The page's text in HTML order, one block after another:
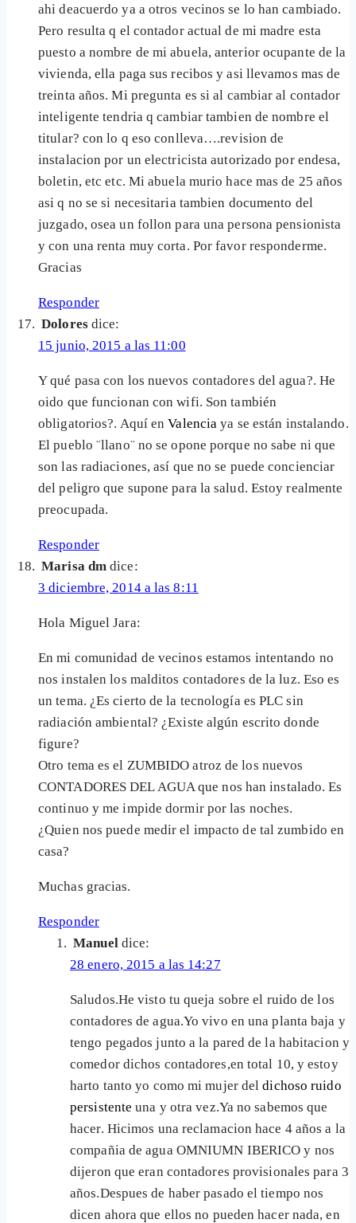
ahi deacuerdo ya a otros vecinos se lo han cambiado.
Pero resulta q el contador actual de mi madre esta
puesto a nombre de mi abuela, anterior ocupante de la
vivienda, ella paga sus recibos y asi llevamos mas de
treinta años. Mi pregunta es si al cambiar al contador
inteligente tendria q cambiar tambien de nombre el
titular? con lo q eso conlleva….revision de
instalacion por un electricista autorizado por endesa,
boletin, etc etc. Mi abuela murio hace mas de 25 años
asi q no se si necesitaria tambien documento del
juzgado, osea un follon para una persona pensionista
y con una renta muy corta. Por favor responderme.
Gracias
Responder
Dolores dice:
15 junio, 2015 a las 11:00
Y qué pasa con los nuevos contadores del agua?. He
oido que funcionan con wifi. Son también
obligatorios?. Aquí enValenciaya se están instalando.
El pueblo ¨llano¨ no se opone porque no sabe ni que
son las radiaciones, así que no se puede concienciar
del peligro que supone para la salud. Estoy realmente
preocupada.
Responder
Marisa dm dice:
3 diciembre, 2014 a las 8:11
Hola Miguel Jara:
En mi comunidad de vecinos estamos intentando no
nos instalen los malditos contadores de la luz. Eso es
un tema. ¿Es cierto de la tecnología es PLC sin
radiación ambiental? ¿Existe algún escrito donde
figure?
Otro tema es el ZUMBIDO atroz de los nuevos
CONTADORES DEL AGUA que nos han instalado. Es
continuo y me impide dormir por las noches.
¿Quien nos puede medir el impacto de tal zumbido en
casa?
Muchas gracias.
Responder
Manuel dice:
28 enero, 2015 a las 14:27
Saludos.He visto tu queja sobre el ruido de los
contadores de agua.Yo vivo en una planta baja y
tengo pegados junto a la pared de la habitacion y
comedor dichos contadores,en total 10, y estoy
harto tanto yo como mi mujer deldichoso ruido
persistente una y otra vez.Ya no sabemos que
hacer. Hicimos una reclamacion hace 4 años a la
compañia de agua OMNIUMN IBERICO y nos
dijeron que eran contadores provisionales para 3
años.Despues de haber pasado el tiempo nos
dicen ahora que ellos no pueden hacer nada, en